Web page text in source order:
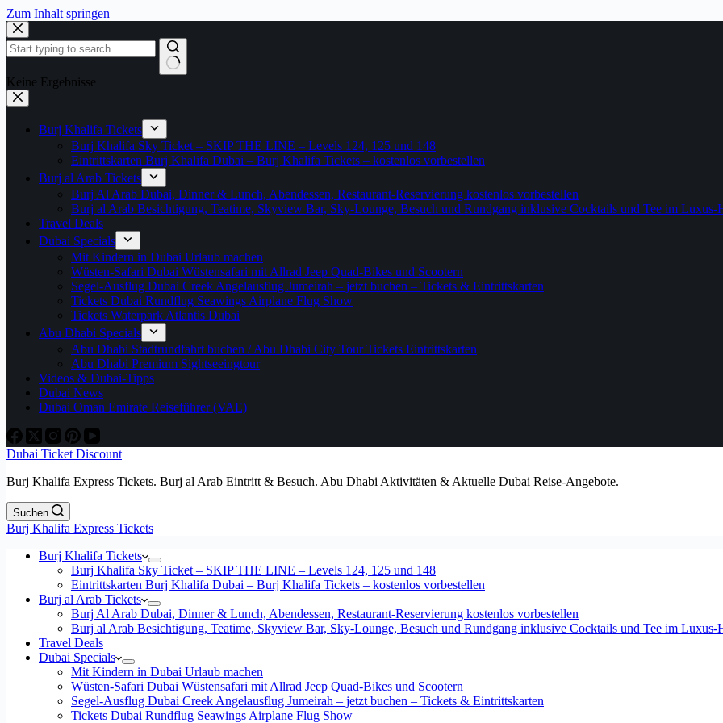
Zum Inhalt springen
Keine Ergebnisse
Burj Khalifa Tickets
Burj Khalifa Sky Ticket – SKIP THE LINE – Levels 124, 125 und 148
Eintrittskarten Burj Khalifa Dubai – Burj Khalifa Tickets – kostenlos vorbestellen
Burj al Arab Tickets
Burj Al Arab Dubai, Dinner & Lunch, Abendessen, Restaurant-Reservierung kostenlos vorbestellen
Burj al Arab Besichtigung, Teatime, Skyview Bar, Sky-Lounge, Besuch und Rundgang inklusive Cocktails und Tee im Luxus-
Travel Deals
Dubai Specials
Mit Kindern in Dubai Urlaub machen
Wüsten-Safari Dubai Wüstensafari mit Allrad Jeep Quad-Bikes und Scootern
Segel-Ausflug Dubai Creek Angelausflug Jumeirah – jetzt buchen – Tickets & Eintrittskarten
Tickets Dubai Rundflug Seawings Airplane Flug Show
Tickets Waterpark Atlantis Dubai
Abu Dhabi Specials
Abu Dhabi Stadtrundfahrt buchen / Abu Dhabi City Tour Tickets Eintrittskarten
Abu Dhabi Premium Sightseeingtour
Videos & Dubai-Tipps
Dubai News
Dubai Oman Emirate Reiseführer (VAE)
Dubai Ticket Discount
Burj Khalifa Express Tickets. Burj al Arab Eintritt & Besuch. Abu Dhabi Aktivitäten & Aktuelle Dubai Reise-Angebote.
Suchen
Burj Khalifa Express Tickets
Burj Khalifa Tickets
Burj Khalifa Sky Ticket – SKIP THE LINE – Levels 124, 125 und 148
Eintrittskarten Burj Khalifa Dubai – Burj Khalifa Tickets – kostenlos vorbestellen
Burj al Arab Tickets
Burj Al Arab Dubai, Dinner & Lunch, Abendessen, Restaurant-Reservierung kostenlos vorbestellen
Burj al Arab Besichtigung, Teatime, Skyview Bar, Sky-Lounge, Besuch und Rundgang inklusive Cocktails und Tee im Luxus-
Travel Deals
Dubai Specials
Mit Kindern in Dubai Urlaub machen
Wüsten-Safari Dubai Wüstensafari mit Allrad Jeep Quad-Bikes und Scootern
Segel-Ausflug Dubai Creek Angelausflug Jumeirah – jetzt buchen – Tickets & Eintrittskarten
Tickets Dubai Rundflug Seawings Airplane Flug Show